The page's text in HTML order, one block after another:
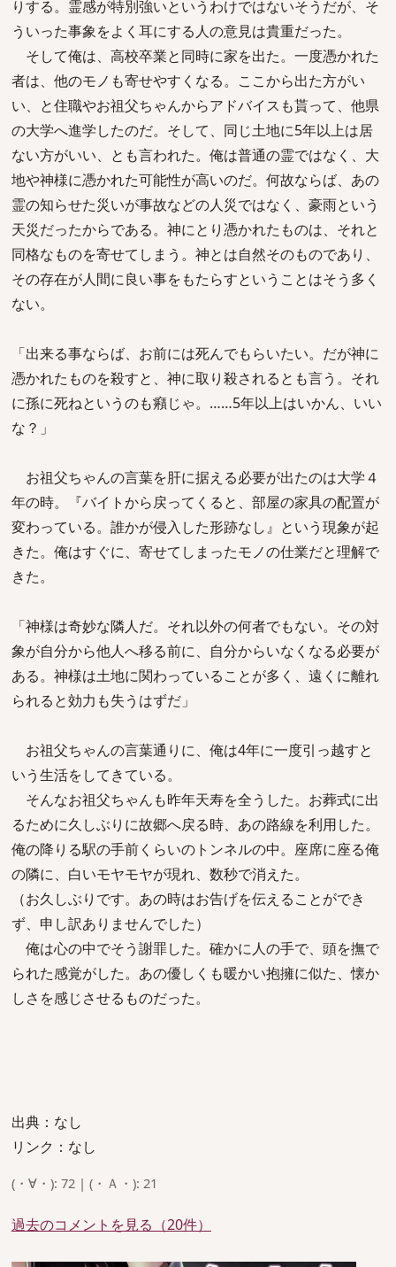
りする。霊感が特別強いというわけではないそうだが、そ
ういった事象をよく耳にする人の意見は貴重だった。
そして俺は、高校卒業と同時に家を出た。一度憑かれた
者は、他のモノも寄せやすくなる。ここから出た方がい
い、と住職やお祖父ちゃんからアドバイスも貰って、他県
の大学へ進学したのだ。そして、同じ土地に5年以上は居
ない方がいい、とも言われた。俺は普通の霊ではなく、大
地や神様に憑かれた可能性が高いのだ。何故ならば、あの
霊の知らせた災いが事故などの人災ではなく、豪雨という
天災だったからである。神にとり憑かれたものは、それと
同格なものを寄せてしまう。神とは自然そのものであり、
その存在が人間に良い事をもたらすということはそう多く
ない。
「出来る事ならば、お前には死んでもらいたい。だが神に
憑かれたものを殺すと、神に取り殺されるとも言う。それ
に孫に死ねというのも癪じゃ。……5年以上はいかん、いい
な？」
お祖父ちゃんの言葉を肝に据える必要が出たのは大学４
年の時。『バイトから戻ってくると、部屋の家具の配置が
変わっている。誰かが侵入した形跡なし』という現象が起
きた。俺はすぐに、寄せてしまったモノの仕業だと理解で
きた。
「神様は奇妙な隣人だ。それ以外の何者でもない。その対
象が自分から他人へ移る前に、自分からいなくなる必要が
ある。神様は土地に関わっていることが多く、遠くに離れ
られると効力も失うはずだ」
お祖父ちゃんの言葉通りに、俺は4年に一度引っ越すと
いう生活をしてきている。
そんなお祖父ちゃんも昨年天寿を全うした。お葬式に出
るために久しぶりに故郷へ戻る時、あの路線を利用した。
俺の降りる駅の手前くらいのトンネルの中。座席に座る俺
の隣に、白いモヤモヤが現れ、数秒で消えた。
（お久しぶりです。あの時はお告げを伝えることができ
ず、申し訳ありませんでした）
俺は心の中でそう謝罪した。確かに人の手で、頭を撫で
られた感覚がした。あの優しくも暖かい抱擁に似た、懐か
しさを感じさせるものだった。
出典：なし
リンク：なし
(・∀・): 72 | (・Ａ・): 21
過去のコメントを見る（20件）